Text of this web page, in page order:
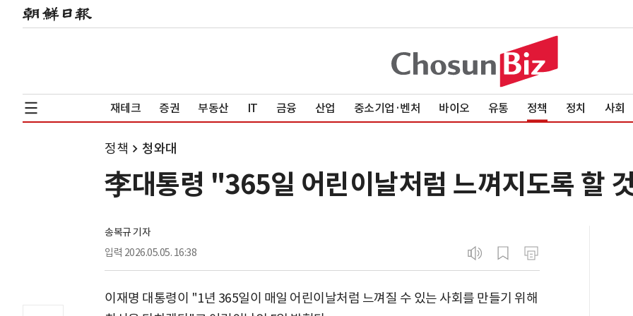
재테크 증권 부동산 IT 금융 산업 중소기업·벤처 바이오 유통 정책 정치 사회
정책 청와대
李대통령 "365일 어린이날처럼 느껴지도록 할
송복규 기자
입력 2026.05.05. 16:38
이재명 대통령이 "1년 365일이 매일 어린이날처럼 느껴질 수 있는 사회를 만들기 위해